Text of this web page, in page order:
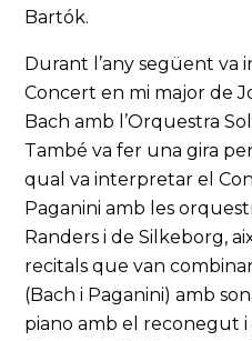
Bartók.
Durant l’any següent va
Concert en mi major de
Bach amb l’Orquestra
També va fer una gira
qual va interpretar el
Paganini amb les
Randers i de Silkeborg,
recitals que van
(Bach i Paganini) amb
piano amb el reconegut i